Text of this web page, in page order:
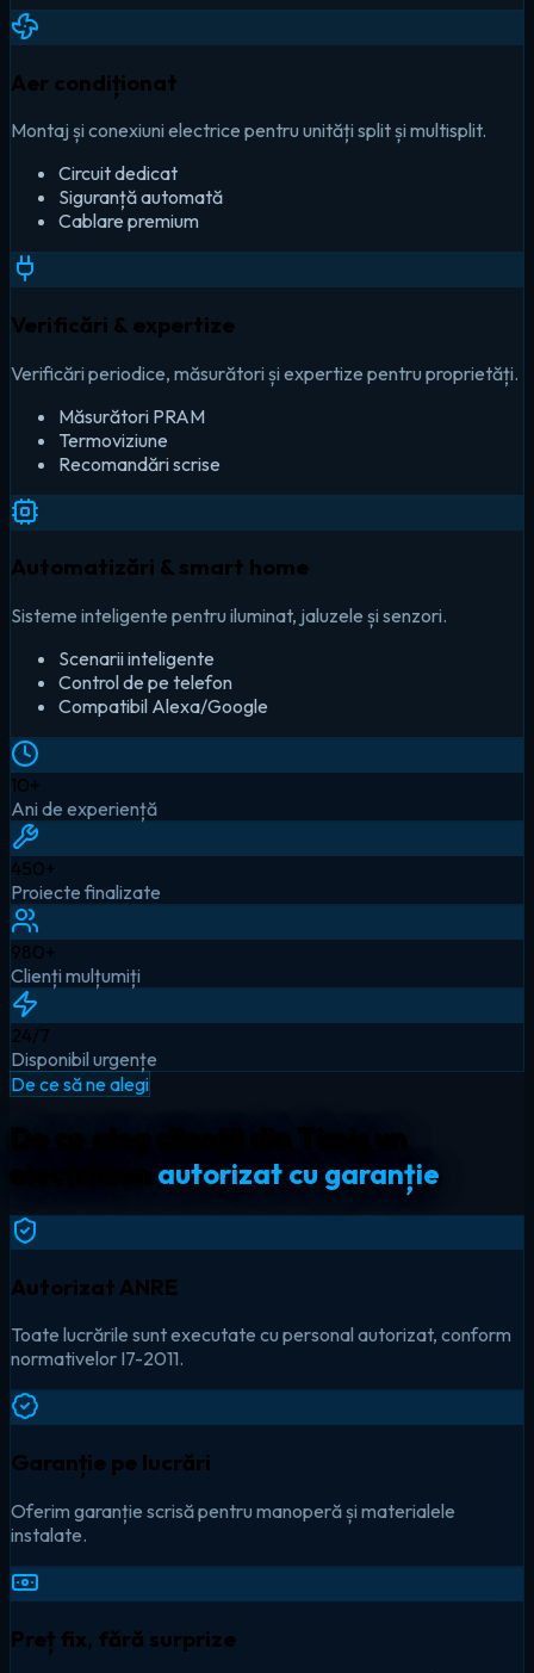
Aer condiționat
Montaj și conexiuni electrice pentru unități split și multisplit.
Circuit dedicat
Siguranță automată
Cablare premium
Verificări & expertize
Verificări periodice, măsurători și expertize pentru proprietăți.
Măsurători PRAM
Termoviziune
Recomandări scrise
Automatizări & smart home
Sisteme inteligente pentru iluminat, jaluzele și senzori.
Scenarii inteligente
Control de pe telefon
Compatibil Alexa/Google
10+
Ani de experiență
450+
Proiecte finalizate
980+
Clienți mulțumiți
24/7
Disponibil urgențe
De ce să ne alegi
autorizat cu garanție
Autorizat ANRE
Toate lucrările sunt executate cu personal autorizat, conform
normativelor I7-2011.
Garanție pe lucrări
Oferim garanție scrisă pentru manoperă și materialele
instalate.
Preț fix, fără surprize